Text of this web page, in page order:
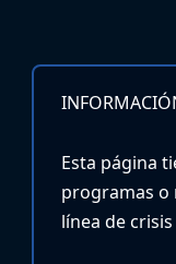
Esta página
programas o
línea de